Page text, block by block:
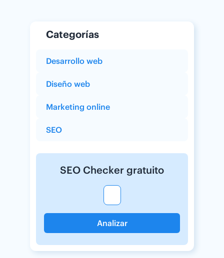
Categorías
Desarrollo web
Diseño web
Marketing online
SEO
SEO Checker gratuito
Analizar